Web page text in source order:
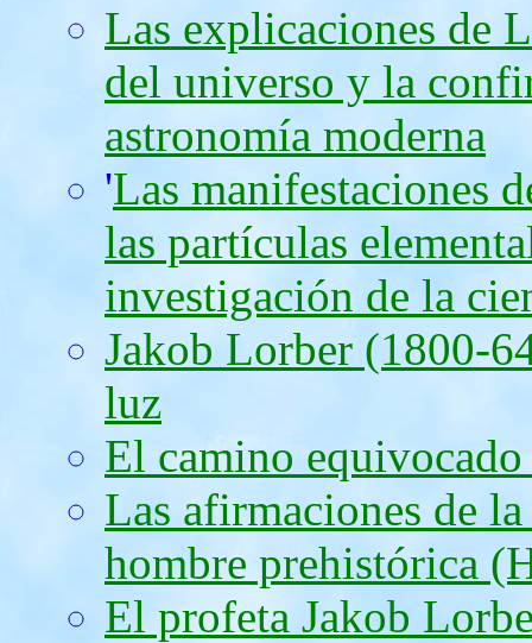
Las explicaciones de
del universo y la
astronomía moderna
'Las manifestaciones
las partículas
investigación de la
Jakob Lorber (1800-
luz
El camino
Las afirmaciones de
hombre prehistórica
El profeta Jakob